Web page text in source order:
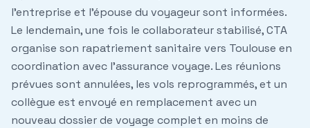
l'entreprise et l'épouse du voyageur sont informées.
Le lendemain, une fois le collaborateur stabilisé, CTA
organise son rapatriement sanitaire vers Toulouse en
coordination avec l'assurance voyage. Les réunions
prévues sont annulées, les vols reprogrammés, et un
collègue est envoyé en remplacement avec un
nouveau dossier de voyage complet en moins de